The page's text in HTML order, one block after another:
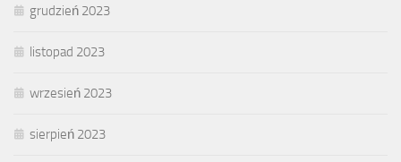
grudzień 2023
listopad 2023
wrzesień 2023
sierpień 2023